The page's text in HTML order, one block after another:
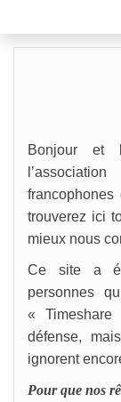
Bonjour et
trouverez ici
mieux nous
Ce site a
personnes
«
défense,
ignorent
Pour que nos